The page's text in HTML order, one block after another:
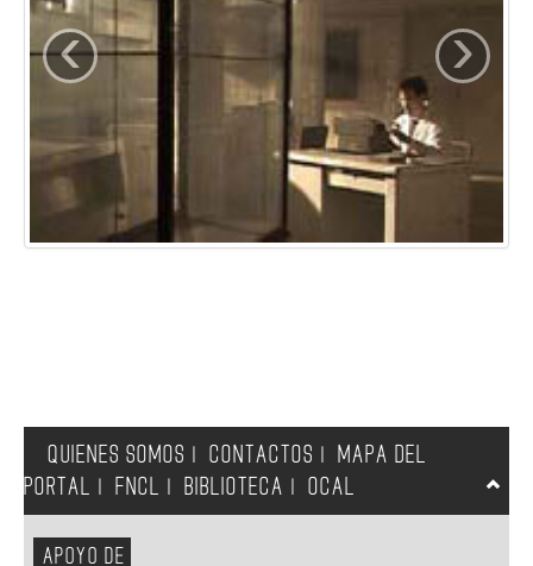
‹ ›
QUIENES SOMOS CONTACTOS
MAPA DEL
PORTAL
FNCL BIBLIOTECA OCAL
APOYO DE